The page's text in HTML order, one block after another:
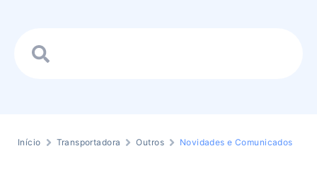
Início Transportadora Outros Novidades e Comunicados